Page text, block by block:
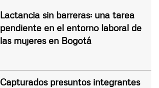
Lactancia sin barreras: una tarea
pendiente en el entorno laboral de
las mujeres en Bogotá
Capturados presuntos integrantes